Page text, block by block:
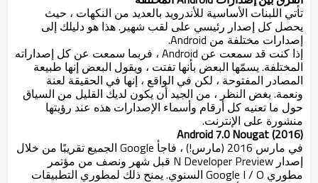
تأتي اللبنات الأساسية للأندرويد بالعديد من النكهات ، حيث
يحصل كل إصدار رئيسي على لقب شهير. هذا هو دليلك إلى
إصدارات مختلفة من Android.
إذا كنت قد سمعت عن Android ، فربما سمعت عن كل إصداراته
المختلفة. يسمّها البعض بأنها تفتت ، ويقول البعض إنها طبيعة
المصادر المفتوحة ، لكن في الواقع ، إنها في الحقيقة لعنة
ونعمة. بغض النظر ، من الجيد أن يكون لديك القليل من السياق
حول ما تعنيه كل أرقام وأسماء الإصدارات هذه عند رؤيتها
منشورة على الإنترنت.
Android7.0Nougat (2016)
في مارس 2016 (مارس!) ، فاجأ Google الجميع تقريبًا من خلال
إصدار N Developer Preview قبل شهر ونصف من مؤتمر
مطوري Google I / O السنوي. يمنح ذلك لمطوري التطبيقات